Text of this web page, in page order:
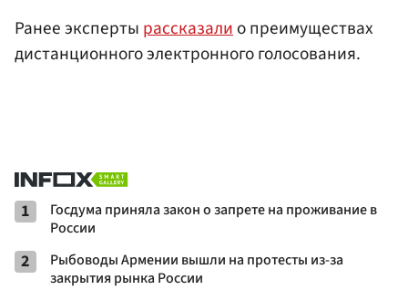
Ранее эксперты рассказалио преимуществах
дистанционного электронного голосования.
1
Госдума приняла закон о запрете на проживание в
России
2
Рыбоводы Армении вышли на протесты из-за
закрытия рынка России